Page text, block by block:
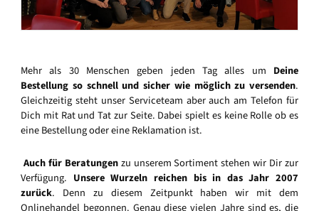
Mehr als 30 Menschen geben jeden Tag alles um Deine
Bestellung so schnell und sicher wie möglich zu versenden.
Gleichzeitig steht unser Serviceteam aber auch am Telefon für
Dich mit Rat und Tat zur Seite. Dabei spielt es keine Rolle ob es
eine Bestellung oder eine Reklamation ist.
Auch für Beratungenzu unserem Sortiment stehen wir Dir zur
Verfügung. Unsere Wurzeln reichen bis in das Jahr 2007
zurück. Denn zu diesem Zeitpunkt haben wir mit dem